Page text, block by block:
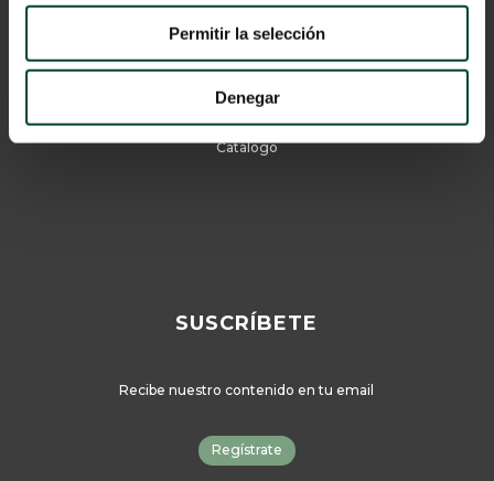
Permitir la selección
Denegar
Política de privacidad
Cookies
© 2024 Vygon España
Catálogo
SUSCRÍBETE
Recibe nuestro contenido en tu email
Regístrate